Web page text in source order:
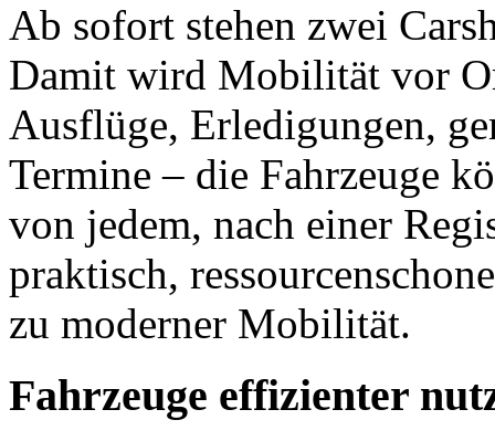
Ab sofort stehen zwei
Damit wird Mobilität vor
Ausflüge, Erledigungen,
Termine – die Fahrzeuge
von jedem, nach einer
praktisch,
zu moderner Mobilität.
Fahrzeuge effizienter